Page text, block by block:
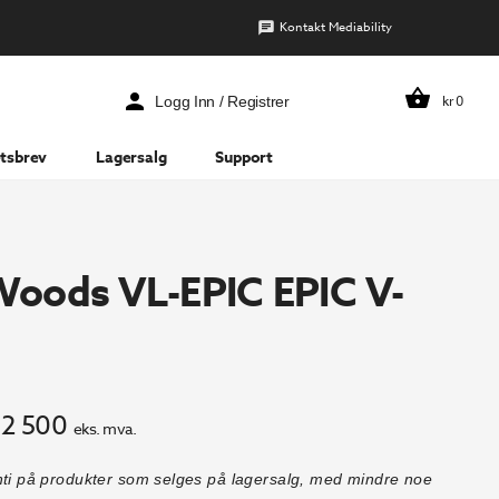
Kontakt Mediability
Logg Inn / Registrer kr0
Lagersalg Support
VL-EPIC EPIC V-
500Nåværende
eks. mva.
på produkter som selges på lagersalg, med mindre noe